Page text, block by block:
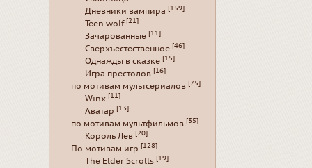
Дневники вампира [159]
Teen wolf [21]
Зачарованные [11]
Сверхъестественное [46]
Однажды в сказке [15]
Игра престолов [16]
по мотивам мультсериалов [75]
Winx [11]
Аватар [13]
по мотивам мультфильмов [35]
Король Лев [20]
По мотивам игр [128]
The Elder Scrolls [19]